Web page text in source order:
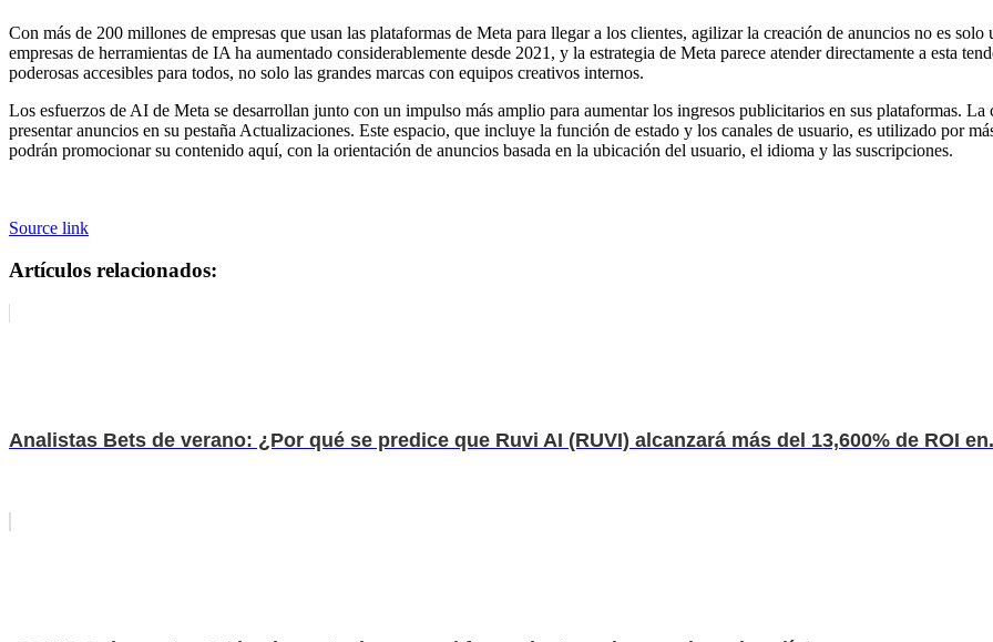
Con más de 200 millones de empresas que usan las plataformas de Meta para llegar a los clientes, agilizar la creación de anuncios no es
empresas de herramientas de IA ha aumentado considerablemente desde 2021, y la estrategia de Meta parece atender directamente a esta
poderosas accesibles para todos, no solo las grandes marcas con equipos creativos internos.
Los esfuerzos de AI de Meta se desarrollan junto con un impulso más amplio para aumentar los ingresos publicitarios en sus plataformas. La
presentar anuncios en su pestaña Actualizaciones. Este espacio, que incluye la función de estado y los canales de usuario, es utilizado por
podrán promocionar su contenido aquí, con la orientación de anuncios basada en la ubicación del usuario, el idioma y las suscripciones.
Source link
Artículos relacionados:
Analistas Bets de verano: ¿Por qué se predice que Ruvi AI (RUVI) alcanzará más del 13,600% de ROI